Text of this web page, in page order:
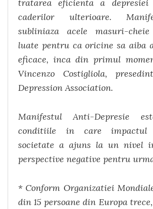
tratarea eficienta a depresiei
caderilor ulterioare.
subliniaza acele masuri-
luate pentru ca oricine sa aiba
eficace, inca din primul
Vincenzo Costigliola,
Depression Association.
Manifestul Anti-Depresie
conditiile in care impactul
societate a ajuns la un nivel
perspective negative pentru
* Conform Organizatiei
din 15 persoane din Europa